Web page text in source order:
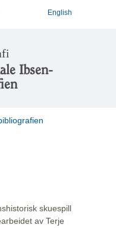
English
Ibsen-
skuespill
av Terje